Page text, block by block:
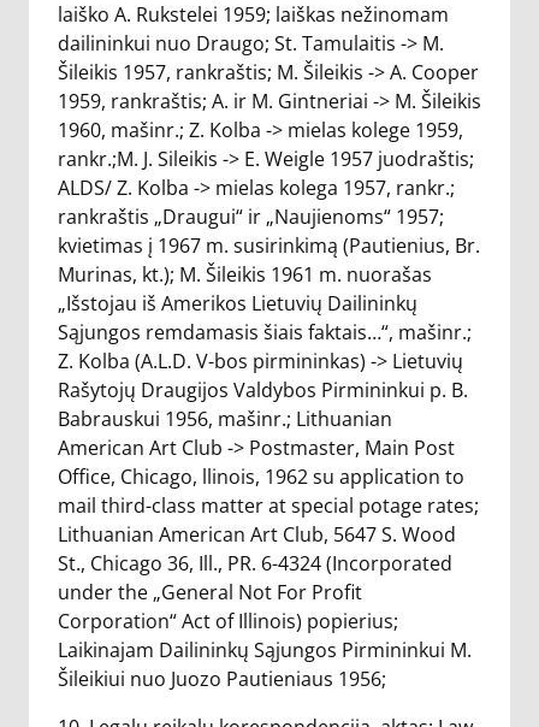
laiško A. Rukstelei 1959; laiškas nežinomam
dailininkui nuo Draugo; St. Tamulaitis -> M.
Šileikis 1957, rankraštis; M. Šileikis -> A. Cooper
1959, rankraštis; A. ir M. Gintneriai -> M. Šileikis
1960, mašinr.; Z. Kolba -> mielas kolege 1959,
rankr.;M. J. Sileikis -> E. Weigle 1957 juodraštis;
ALDS/ Z. Kolba -> mielas kolega 1957, rankr.;
rankraštis „Draugui“ ir „Naujienoms“ 1957;
kvietimas į 1967 m. susirinkimą (Pautienius, Br.
Murinas, kt.); M. Šileikis 1961 m. nuorašas
„Išstojau iš Amerikos Lietuvių Dailininkų
Sąjungos remdamasis šiais faktais…“, mašinr.;
Z. Kolba (A.L.D. V-bos pirmininkas) -> Lietuvių
Rašytojų Draugijos Valdybos Pirmininkui p. B.
Babrauskui 1956, mašinr.; Lithuanian
American Art Club -> Postmaster, Main Post
Office, Chicago, llinois, 1962 su application to
mail third-class matter at special potage rates;
Lithuanian American Art Club, 5647 S. Wood
St., Chicago 36, Ill., PR. 6-4324 (Incorporated
under the „General Not For Profit
Corporation“ Act of Illinois) popierius;
Laikinajam Dailininkų Sąjungos Pirmininkui M.
Šileikiui nuo Juozo Pautieniaus 1956;